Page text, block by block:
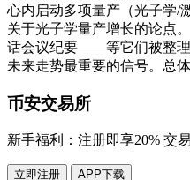
心内启动多项量产（光子学/
关于光子学量产增长的论点
话会议纪要——等它们被整
未来走势最重要的信号。总
币安交易所
新手福利： 注册即享20% 交
立即注册 APP下载